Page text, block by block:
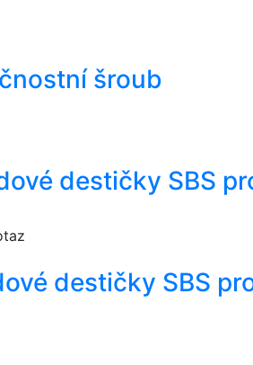
šroub
destičky SBS
destičky SBS